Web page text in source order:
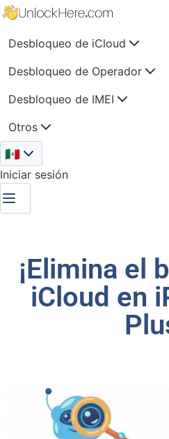
Desbloqueo de iCloud
Desbloqueo de Operador
Desbloqueo de IMEI
Otros
🇲🇽
Iniciar sesión
¡Elimina el
iCloud en